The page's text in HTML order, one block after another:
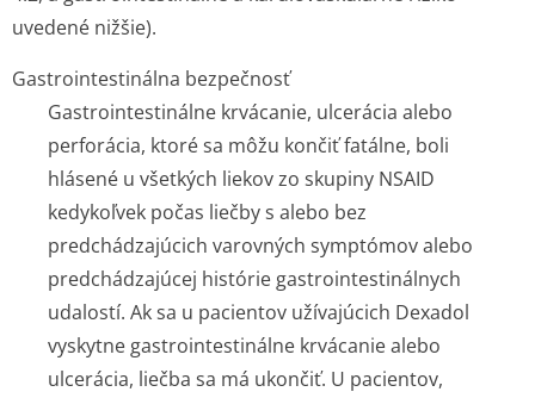
uvedené nižšie).
Gastrointestinálna bezpečnosť
Gastrointestinálne krvácanie, ulcerácia alebo
perforácia, ktoré sa môžu končiť fatálne, boli
hlásené u všetkých liekov zo skupiny NSAID
kedykoľvek počas liečby s alebo bez
predchádzajúcich varovných symptómov alebo
predchádzajúcej histórie gastrointesti­nálnych
udalostí. Ak sa u pacientov užívajúcich Dexadol
vyskytne gastrointestinálne krvácanie alebo
ulcerácia, liečba sa má ukončiť. U pacientov,